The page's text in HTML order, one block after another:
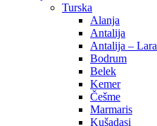
Turska
Alanja
Antalija
Antalija – Lara
Bodrum
Belek
Kemer
Češme
Marmaris
Kušadasi